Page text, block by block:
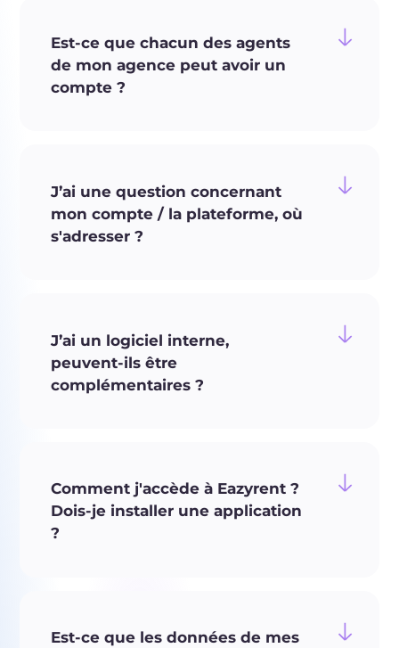
Est-ce que chacun des agents
de mon agence peut avoir un
compte ?
J’ai une question concernant
mon compte / la plateforme, où
s'adresser ?
J’ai un logiciel interne,
peuvent-ils être
complémentaires ?
Comment j'accède à Eazyrent ?
Dois-je installer une application
?
Est-ce que les données de mes